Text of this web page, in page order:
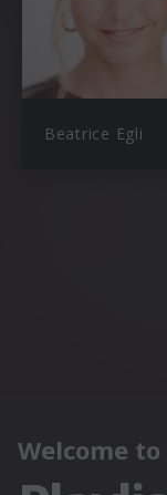
Beatrice Egli